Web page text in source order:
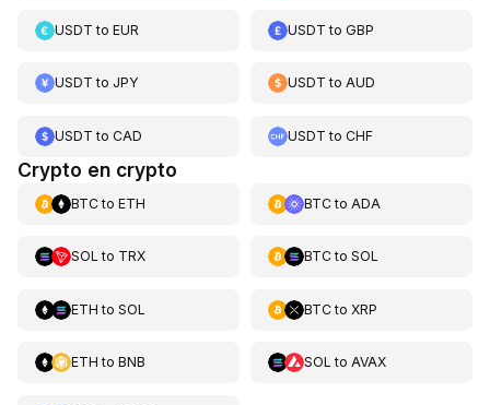
USDT to EUR USDT toGBP
USDT to JPY USDT toAUD
USDT to CAD USDT toCHF
Crypto en crypto
BTCto ETH BTCto ADA
SOL to TRX BTCto SOL
ETH to SOL BTCto XRP
ETH to BNB SOL to AVAX